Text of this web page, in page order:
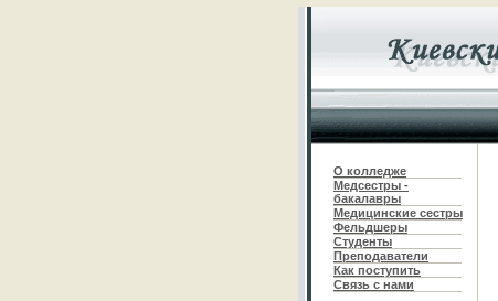
О колледже
Медсестры -
бакалавры
Медицинские сестры
Фельдшеры
Студенты
Преподаватели
Как поступить
Связь с нами